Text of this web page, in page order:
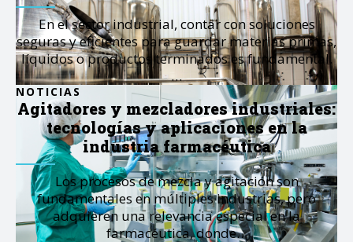
En el sector industrial, contar con soluciones
seguras y eficientes para guardar materias primas,
líquidos o productos terminados es fundamental.
…
NOTICIAS
Agitadores y mezcladores industriales:
tecnologías y aplicaciones en la
industria farmacéutica
Los procesos de mezcla y agitación son
fundamentales en múltiples industrias, pero
adquieren una relevancia especial en la
farmacéutica, donde…